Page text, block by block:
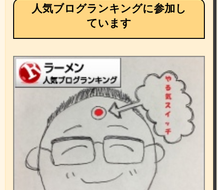
人気ブログランキングに参加し
ています